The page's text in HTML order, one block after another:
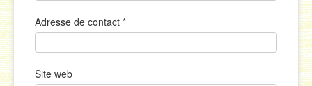
Adresse de contact *
Site web